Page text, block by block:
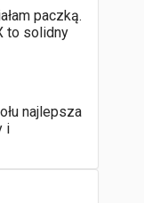
paczką.
to solidny
najlepsza
i